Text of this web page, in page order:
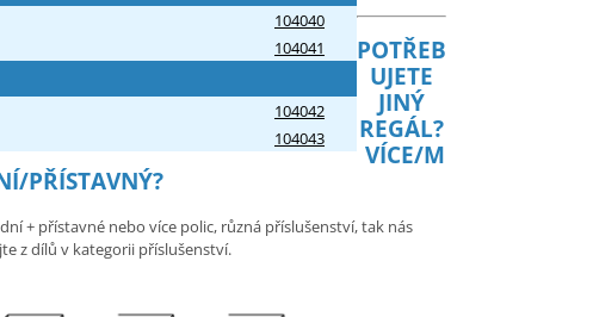
104040
104041
104042
104043
POTŘEB
UJETE
JINÝ
REGÁL?
VÍCE/M
PŘÍSTAVNÝ?
+ přístavné nebo více polic, různá příslušenství, tak nás
z dílů v kategorii příslušenství.